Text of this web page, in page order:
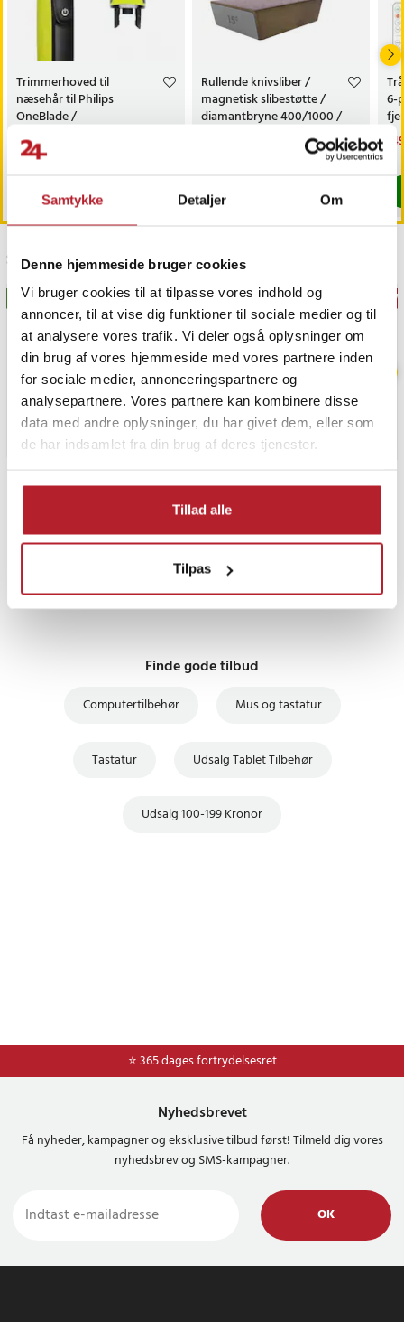
Samtykke Detaljer Om
Denne hjemmeside bruger cookies
Vi bruger cookies til at tilpasse vores indhold og
annoncer, til at vise dig funktioner til sociale medier og til
at analysere vores trafik. Vi deler også oplysninger om
din brug af vores hjemmeside med vores partnere inden
for sociale medier, annonceringspartnere og
analysepartnere. Vores partnere kan kombinere disse
data med andre oplysninger, du har givet dem, eller som
de har indsamlet fra din brug af deres tjenester.
Tillad alle
Tilpas
Trimmerhoved til
næsehår til Philips
OneBlade /
næsehårstrimmer /
næsetrimmerhoved
Pris:
69 kr.
Findes på lager, Leveres i løbet af 1-2 hverdage
Rullende knivsliber /
magnetisk slibestøtte /
diamantbryne 400/1000 /
Kommer 2026-08-14
6-
Sidst besøgt
BESTSELLERE
Finde gode tilbud
Computertilbehør Mus og tastatur
Tastatur Udsalg Tablet Tilbehør
Udsalg 100-199 Kronor
⭐ 365 dages fortrydelsesret
Nyhedsbrevet
Få nyheder, kampagner og eksklusive tilbud først! Tilmeld dig vores
nyhedsbrev og SMS-kampagner.
OK